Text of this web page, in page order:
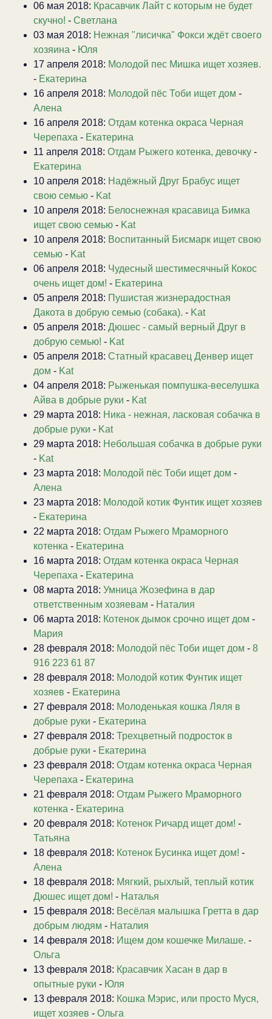
06 мая 2018: Красавчик Лайт с которым не будет
скучно! - Светлана
03 мая 2018: Нежная "лисичка" Фокси ждёт своего
хозяина - Юля
17 апреля 2018: Молодой пес Мишка ищет хозяев.
- Екатерина
16 апреля 2018: Молодой пёс Тоби ищет дом -
Алена
16 апреля 2018: Отдам котенка окраса Черная
Черепаха - Екатерина
11 апреля 2018: Отдам Рыжего котенка, девочку -
Екатерина
10 апреля 2018: Надёжный Друг Брабус ищет
свою семью - Kat
10 апреля 2018: Белоснежная красавица Бимка
ищет свою семью - Kat
10 апреля 2018: Воспитанный Бисмарк ищет свою
семью - Kat
06 апреля 2018: Чудесный шестимесячный Кокос
очень ищет дом! - Екатерина
05 апреля 2018: Пушистая жизнерадостная
Дакота в добрую семью (собака). - Kat
05 апреля 2018: Дюшес - самый верный Друг в
добрую семью! - Kat
05 апреля 2018: Статный красавец Денвер ищет
дом - Kat
04 апреля 2018: Рыженькая помпушка-веселушка
Айва в добрые руки - Kat
29 марта 2018: Ника - нежная, ласковая собачка в
добрые руки - Kat
29 марта 2018: Небольшая собачка в добрые руки
- Kat
23 марта 2018: Молодой пёс Тоби ищет дом -
Алена
23 марта 2018: Молодой котик Фунтик ищет хозяев
- Екатерина
22 марта 2018: Отдам Рыжего Мраморного
котенка - Екатерина
16 марта 2018: Отдам котенка окраса Черная
Черепаха - Екатерина
08 марта 2018: Умница Жозефина в дар
ответственным хозяевам - Наталия
06 марта 2018: Котенок дымок срочно ищет дом -
Мария
28 февраля 2018: Молодой пёс Тоби ищет дом - 8
916 223 61 87
28 февраля 2018: Молодой котик Фунтик ищет
хозяев - Екатерина
27 февраля 2018: Молоденькая кошка Ляля в
добрые руки - Екатерина
27 февраля 2018: Трехцветный подросток в
добрые руки - Екатерина
23 февраля 2018: Отдам котенка окраса Черная
Черепаха - Екатерина
21 февраля 2018: Отдам Рыжего Мраморного
котенка - Екатерина
20 февраля 2018: Котенок Ричард ищет дом! -
Татьяна
18 февраля 2018: Котенок Бусинка ищет дом! -
Алена
18 февраля 2018: Мягкий, рыхлый, теплый котик
Дюшес ищет дом! - Наталья
15 февраля 2018: Весёлая малышка Гретта в дар
добрым людям - Наталия
14 февраля 2018: Ищем дом кошечке Милаше. -
Ольга
13 февраля 2018: Красавчик Хасан в дар в
опытные руки - Юля
13 февраля 2018: Кошка Мэрис, или просто Муся,
ищет хозяев - Ольга